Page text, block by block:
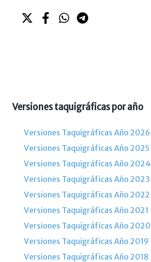
Versiones taquigráficas por año
Versiones Taquigráficas Año 2026
Versiones Taquigráficas Año 2025
Versiones Taquigráficas Año 2024
Versiones Taquigráficas Año 2023
Versiones Taquigráficas Año 2022
Versiones Taquigráficas Año 2021
Versiones Taquigráficas Año 2020
Versiones Taquigráficas Año 2019
Versiones Taquigráficas Año 2018